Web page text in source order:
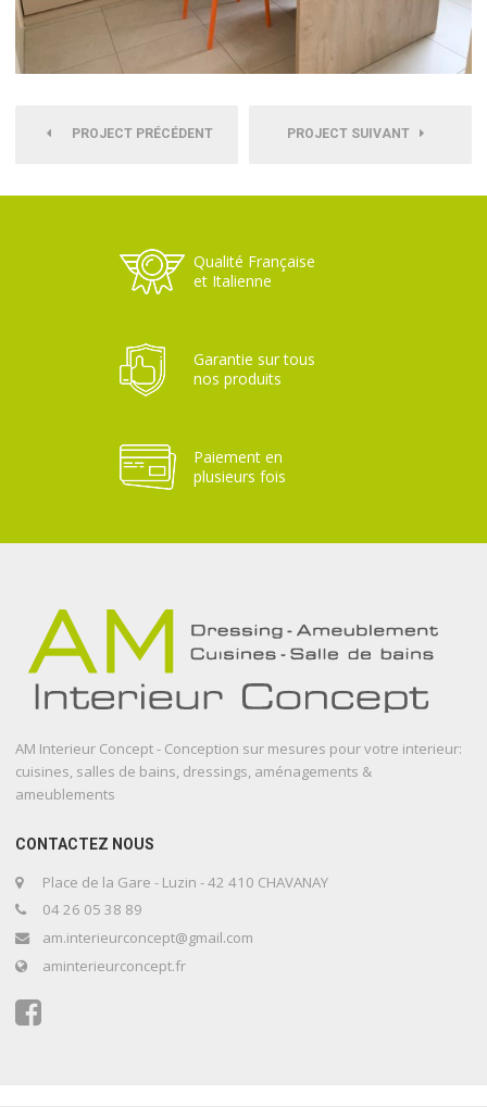
PROJECT PRÉCÉDENT PROJECT SUIVANT
Qualité Française
et Italienne
Garantie sur tous
nos produits
Paiement en
plusieurs fois
AM Interieur Concept - Conception sur mesures pour votre interieur:
cuisines, salles de bains, dressings, aménagements &
ameublements
CONTACTEZ NOUS
Place de la Gare - Luzin - 42 410 CHAVANAY
04 26 05 38 89
am.interieurconcept@gmail.com
aminterieurconcept.fr